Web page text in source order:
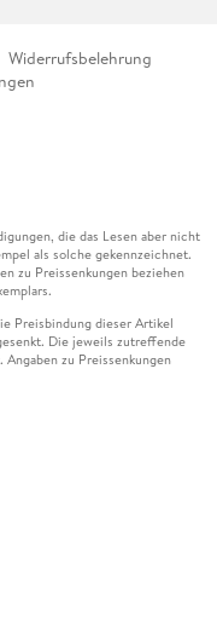
Widerrufsbelehrung
die das Lesen aber nicht
als solche gekennzeichnet.
zu Preissenkungen beziehen
Preisbindung dieser Artikel
Die jeweils zutreffende
zu Preissenkungen